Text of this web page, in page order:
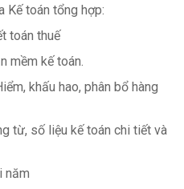
Kế toán tổng hợp:
toán thuế
mềm kế toán.
khấu hao, phân bổ hàng
từ, số liệu kế toán chi tiết và
năm